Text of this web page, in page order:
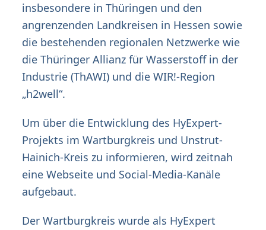
insbesondere in Thüringen und den
angrenzenden Landkreisen in Hessen sowie
die bestehenden regionalen Netzwerke wie
die Thüringer Allianz für Wasserstoff in der
Industrie (ThAWI) und die WIR!-Region
„h2well“.
Um über die Entwicklung des HyExpert-
Projekts im Wartburgkreis und Unstrut-
Hainich-Kreis zu informieren, wird zeitnah
eine Webseite und Social-Media-Kanäle
aufgebaut.
Der Wartburgkreis wurde als HyExpert